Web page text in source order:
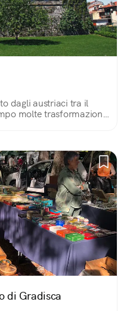
dagli austriaci tra il
molte trasformazioni.
di Gradisca